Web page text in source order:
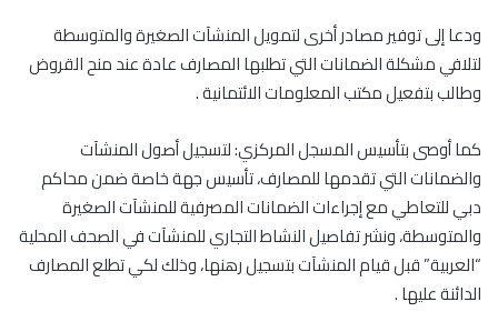
ودعا إلى توفير مصادر أخرى لتمويل المنشآت الصغيرة والمتوسطة
لتلافي مشكلة الضمانات التي تطلبها المصارف عادة عند منح القروض
وطالب بتفعيل مكتب المعلومات الائتمانية .
كما أوصى بتأسيس المسجل المركزي: لتسجيل أصول المنشآت
والضمانات التي تقدمها للمصارف، تأسيس جهة خاصة ضمن محاكم
دبي للتعاطي مع إجراءات الضمانات المصرفية للمنشآت الصغيرة
والمتوسطة، ونشر تفاصيل النشاط التجاري للمنشآت في الصحف المحلية
“العربية” قبل قيام المنشآت بتسجيل رهنها، وذلك لكي تطلع المصارف
الدائنة عليها .